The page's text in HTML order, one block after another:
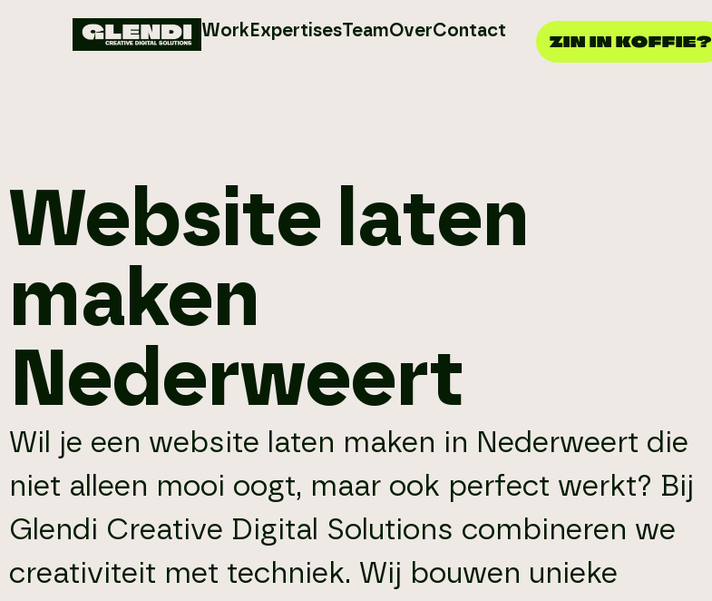
Work ExpertisesTeamOverContact
ZIN IN KOFFIE?
Website laten
maken
Nederweert
Wil je een website laten maken in Nederweert die
niet alleen mooi oogt, maar ook perfect werkt? Bij
Glendi Creative Digital Solutions combineren we
creativiteit met techniek. Wij bouwen unieke